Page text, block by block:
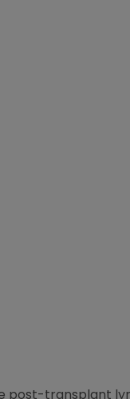
post-transplant